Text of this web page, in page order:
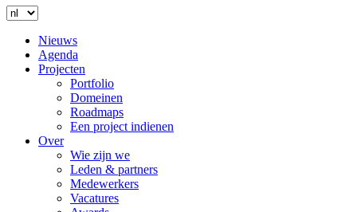
Login
Zoeken
Select
language
Menu
Main
navigation
Nieuws
Agenda
Projecten
Portfolio
Domeinen
Roadmaps
Een project indienen
Over
Wie zijn we
Leden & partners
Medewerkers
Vacatures